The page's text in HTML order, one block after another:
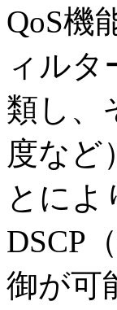
QoS機
ィル
類し、
度など
とによ
DSCP
御が可